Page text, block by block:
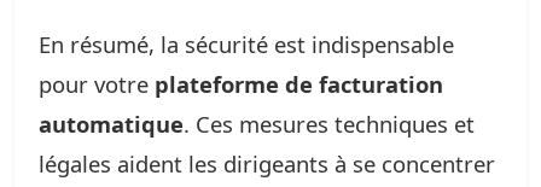
En résumé, la sécurité est indispensable
pour votre plateforme de facturation
automatique. Ces mesures techniques et
légales aident les dirigeants à se concentrer